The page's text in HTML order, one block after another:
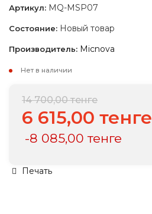
Артикул: MQ-MSP07
Состояние: Новый товар
Производитель: Micnova
Нет в наличии
14 700,00 тенге
6 615,00 тенге
-8 085,00 тенге
Печать